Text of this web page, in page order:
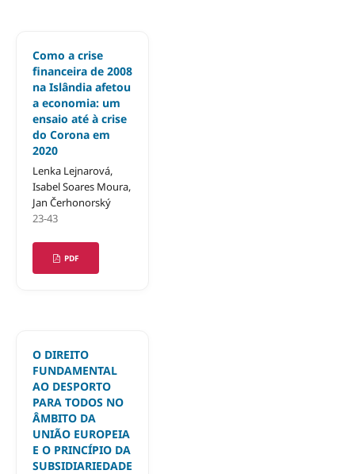
Como a crise
financeira de 2008
na Islândia afetou
a economia: um
ensaio até à crise
do Corona em
2020
Lenka Lejnarová,
Isabel Soares Moura,
Jan Čerhonorský
23-43
PDF
O DIREITO
FUNDAMENTAL
AO DESPORTO
PARA TODOS NO
ÂMBITO DA
UNIÃO EUROPEIA
E O PRINCÍPIO DA
SUBSIDIARIEDADE